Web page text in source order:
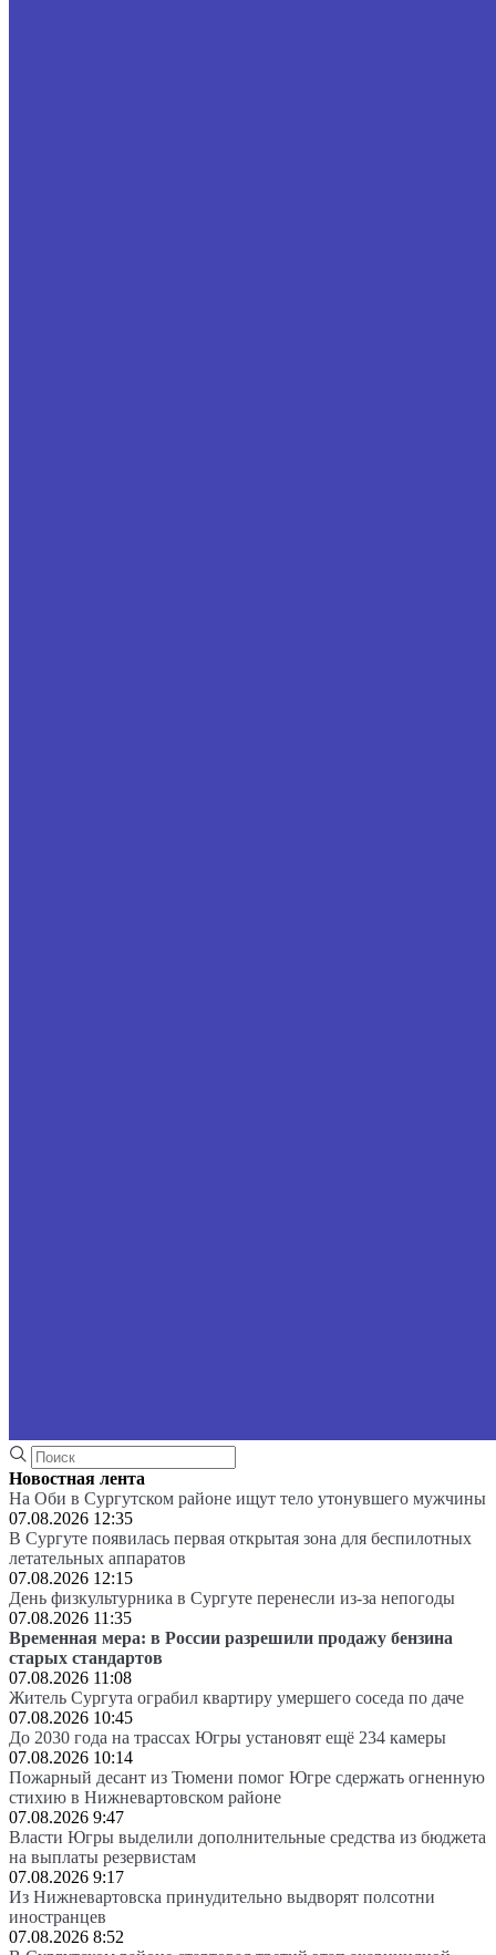
Новостная лента
На Оби в Сургутском районе ищут тело утонувшего мужчины
07.08.2026 12:35
В Сургуте появилась первая открытая зона для беспилотных
летательных аппаратов
07.08.2026 12:15
День физкультурника в Сургуте перенесли из-за непогоды
07.08.2026 11:35
Временная мера: в России разрешили продажу бензина
старых стандартов
07.08.2026 11:08
Житель Сургута ограбил квартиру умершего соседа по даче
07.08.2026 10:45
До 2030 года на трассах Югры установят ещё 234 камеры
07.08.2026 10:14
Пожарный десант из Тюмени помог Югре сдержать огненную
стихию в Нижневартовском районе
07.08.2026 9:47
Власти Югры выделили дополнительные средства из бюджета
на выплаты резервистам
07.08.2026 9:17
Из Нижневартовска принудительно выдворят полсотни
иностранцев
07.08.2026 8:52